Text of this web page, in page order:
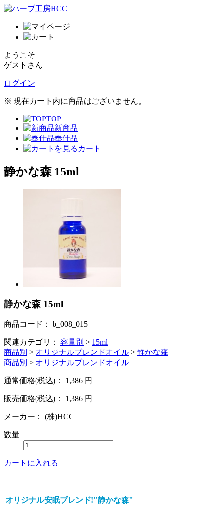
ようこそ
ゲストさん
ログイン
※ 現在カート内に商品はございません。
TOP
新商品
奉仕品
カート
静かな森 15ml
静かな森 15ml
商品コード： b_008_015
関連カテゴリ： 容量別 > 15ml
商品別 > オリジナルブレンドオイル > 静かな森
商品別 > オリジナルブレンドオイル
通常価格(税込)： 1,386 円
販売価格(税込)： 1,386 円
メーカー： (株)HCC
数量
カートに入れる
オリジナル安眠ブレンド!"静かな森"